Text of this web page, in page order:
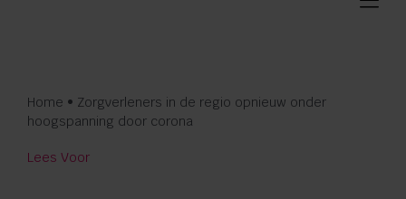
Home • Zorgverleners in de regio opnieuw onder
hoogspanning door corona
Lees Voor
Over Careaz
Familie